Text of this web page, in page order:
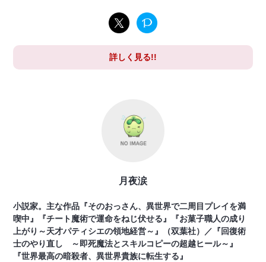
詳しく見る!!
月夜涙
小説家。主な作品『そのおっさん、異世界で二周目プレイを満
喫中』『チート魔術で運命をねじ伏せる』『お菓子職人の成り
上がり～天才パティシエの領地経営～』（双葉社）／『回復術
士のやり直し ～即死魔法とスキルコピーの超越ヒール～』
『世界最高の暗殺者、異世界貴族に転生する』